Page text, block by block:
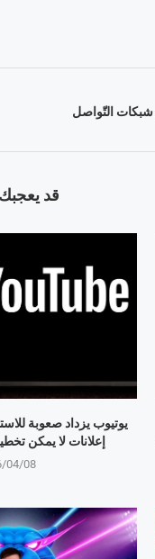
التّواصل
قد
يوتيوب يزداد صعوبة
إعلانات لا يمكن تخطيها
04/08